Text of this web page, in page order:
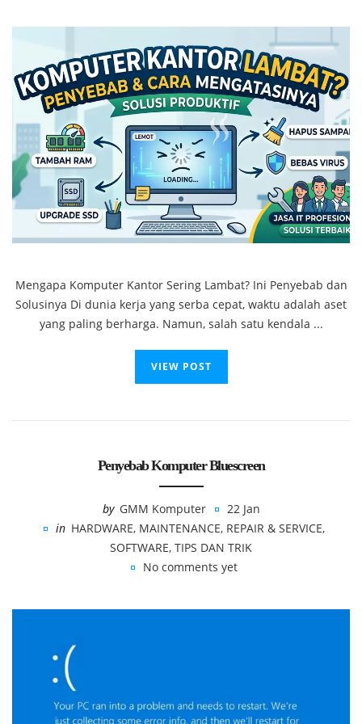
Mengapa Komputer Kantor Sering Lambat? Ini Penyebab dan
Solusinya Di dunia kerja yang serba cepat, waktu adalah aset
yang paling berharga. Namun, salah satu kendala ...
VIEW POST
Penyebab Komputer Bluescreen
by GMM Komputer
22 Jan
in HARDWARE, MAINTENANCE, REPAIR & SERVICE,
SOFTWARE, TIPS DAN TRIK
No comments yet